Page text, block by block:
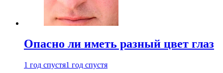
Опасно ли иметь разный цвет глаз
1 год спустя1 год спустя